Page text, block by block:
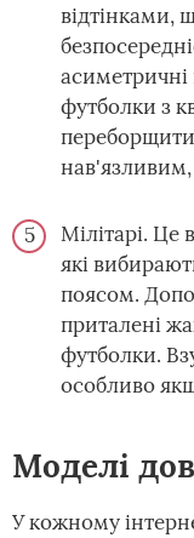
відтінками,
футболки з
Мілітарі. Це
які
поясом.
приталені
футболки.
особливо
Моделі
У кожному